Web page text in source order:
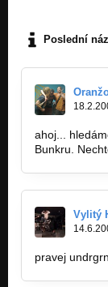
Poslední
ahoj...
Bunkru.
Vylitý
pravej